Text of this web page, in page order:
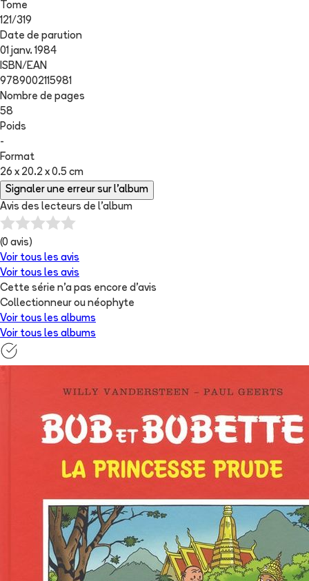
Tome
121/319
Date de parution
01 janv. 1984
ISBN/EAN
9789002115981
Nombre de pages
58
Poids
-
Format
26 x 20.2 x 0.5 cm
Signaler une erreur sur l'album
Avis des lecteurs de l'album
(0 avis)
Voir tous les avis
Voir tous les avis
Cette série n'a pas encore d'avis
Collectionneur ou néophyte
Voir tous les albums
Voir tous les albums